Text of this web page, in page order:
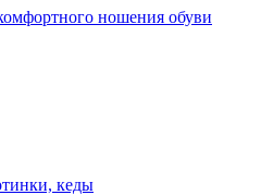
ношения обуви
кеды